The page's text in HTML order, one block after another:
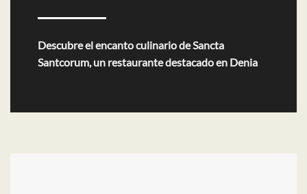
Descubre el encanto culinario de Sancta
Santcorum, un restaurante destacado en Denia